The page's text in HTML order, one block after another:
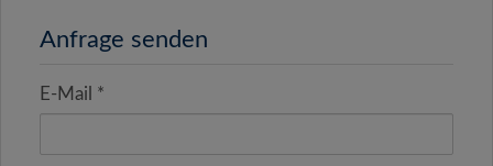
Anfrage senden
E-Mail